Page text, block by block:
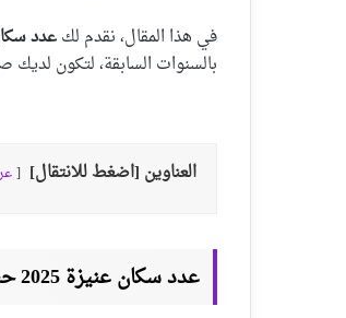
في هذا المقال، نقدم لكعدد سكان عنيزة
بالسنوات السابقة، لتكون
العناوين [اضغط للانتقال]
عدد سكان عنيزة 2025 حسب التقديرات الرسمية 🧮